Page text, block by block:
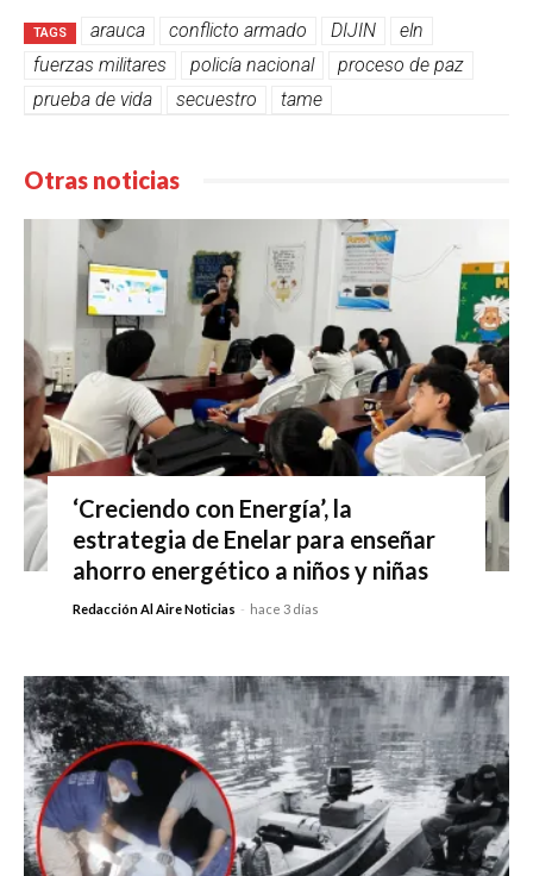
TAGS arauca conflicto armado DIJIN
eln
fuerzas militares
policía nacional
proceso de paz
prueba de vida
secuestro tame
Otras noticias
‘Creciendo con Energía’, la
estrategia de Enelar para enseñar
ahorro energético a niños y niñas
Redacción Al Aire Noticias - hace 3 días